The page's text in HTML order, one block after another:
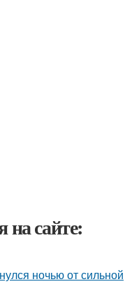
на сайте:
ночью от сильной